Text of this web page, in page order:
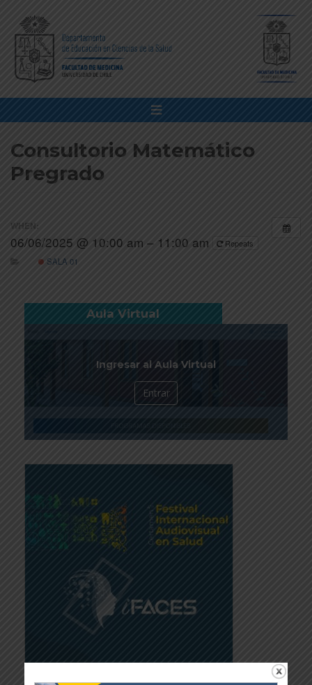
Consultorio Matemático
Pregrado
WHEN:
06/06/2025 @ 10:00 am – 11:00 am
Repeats
SALA 01
Aula Virtual
Ingresar al Aula Virtual
Entrar